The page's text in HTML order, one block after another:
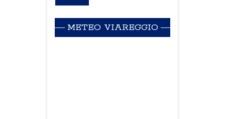
METEO VIAREGGIO